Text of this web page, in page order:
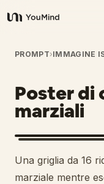
YouMind
Panoramica
Casi d'uso
Abilità
Prompt
PROMPT›IMMAGINE
Poster di
marziali
Una griglia da 16
marziale mentre